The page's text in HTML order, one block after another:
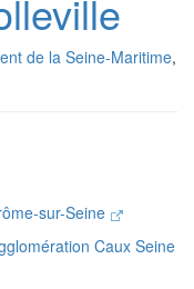
de la Seine-Maritime,
sur-Seine
Caux Seine